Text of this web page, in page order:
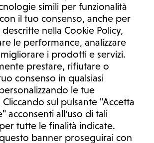
simili per funzionalità
il tuo consenso, anche per
nella Cookie Policy,
le performance, analizzare
i prodotti e servizi.
prestare, rifiutare o
consenso in qualsiasi
le tue
sul pulsante "Accetta
acconsenti all'uso di tali
tutte le finalità indicate.
banner proseguirai con
in questo sito non sono un consulto medico.
informazioni sostituiscono un consulto, una
dal medico. Non si devono considerare
come suggerimenti per la formulazione di
di un trattamento o l'assunzione o
farmaco senza prima consultare un medico di
generale o uno specialista.
utilizzo|Privacy Policy |Gestione Cookie
Ⓒ 2026 | Tutti i diritti riservati.